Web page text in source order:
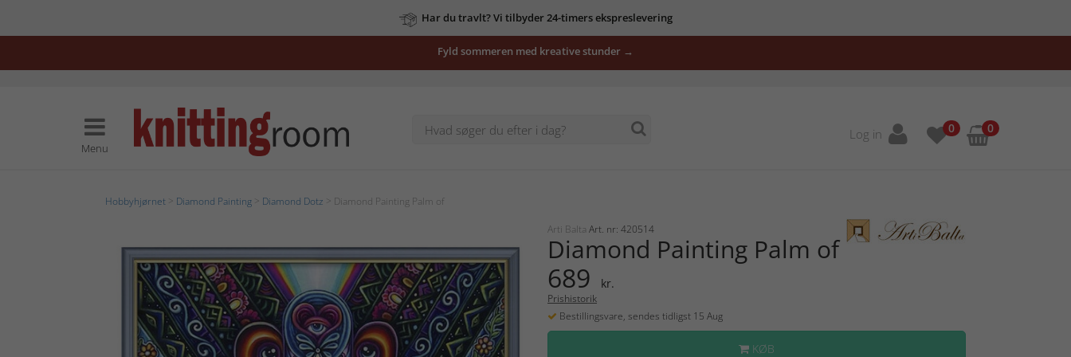
Har du travlt? Vi tilbyder 24-timers ekspreslevering
Fyld sommeren med kreative stunder →
Menu
Log in 0 0
Hobbyhjørnet Diamond Painting Diamond Dotz > Diamond Painting Palm of
Arti Balta Art. nr: 420514
Diamond Painting Palm of
689 kr.
Prishistorik
Bestillingsvare, sendes tidligst 15 Aug
KØB